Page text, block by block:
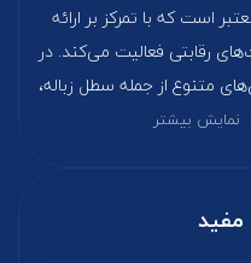
است که با تمرکز بر ارائه
رقابتی فعالیت می‌کند. در
متنوع از جمله سطل زباله،
نمایش بیشتر